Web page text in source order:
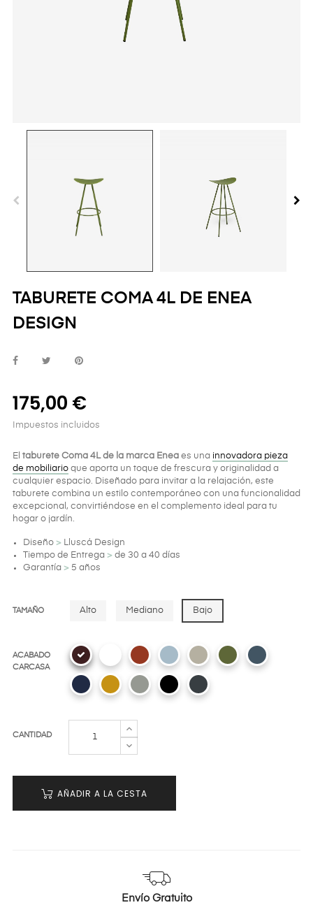
TABURETE COMA 4L DE ENEA
DESIGN
175,00 €
Impuestos incluidos
El taburete Coma 4L de la marca Enea es una innovadora pieza
de mobiliario que aporta un toque de frescura y originalidad a
cualquier espacio. Diseñado para invitar a la relajación, este
taburete combina un estilo contemporáneo con una funcionalidad
excepcional, convirtiéndose en el complemento ideal para tu
hogar o jardín.
Diseño > Lluscá Design
Tiempo de Entrega > de 30 a 40 días
Garantía > 5 años
TAMAÑO Alto Mediano Bajo
ACABADO
CARCASA
CANTIDAD
AÑADIR A LA CESTA
Envío Gratuito